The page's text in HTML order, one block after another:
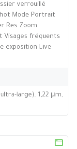
verrouillé
Mode Portrait
Res Zoom
Visages fréquents
exposition Live
large), 1,22 μm,